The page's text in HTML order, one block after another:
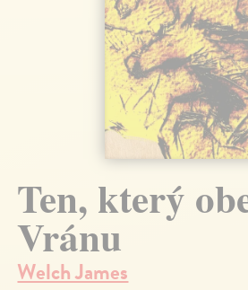
Ten, který
Vránu
Welch James